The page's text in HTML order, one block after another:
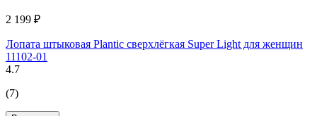
2 199 ₽
Лопата штыковая Plantic сверхлёгкая Super Light для женщин
11102-01
4.7
(7)